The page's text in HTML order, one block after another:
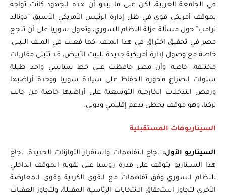
في الجامعة العربية، لكن على ما يبدو أن هذه الجهود كانت تواجه
بموقف أمريكي قوي في ظل إدارة الرئيس الأمريكي الأسبق “دونالد
ترامب” حول مسألة عزلة النظام السوري، وتعول سوريا على أن تنجح
مصر في تحقيق اختراق في هذا الملف، كما فعلت في الملف الليبي،
خاصة مع وصول إدارة أمريكية جديدة للبيت الأبيض، قد تتبنى مقاربات
مختلفة، خاصة وأن مصر حافظت على خط سياسي واحد طيلة
سنوات الصراع محوره الحفاظ على سيادة سوريا ووحدة أراضيها
ورفض التدخلات الخارجية التوسعية على أراضيها خاصة من جانب
تركيا، وهو موقف يحظى بدعم إقليمي ودولي.
السيناريوهات المستقبلية
السيناريو الأول:نجاح التفاهمات واستقرار التوازنات الجديدة. نجاح
هذا السيناريو يتوقف على قدرة روسيا على تقوية الموقف الداخلي
للنظام السوري وفق تفاهمات مع القوى الكردية وقوى المعارضة
الأخرى لتجاوز استحقاق الانتخابات الرئاسية المقبلة، ولتجاوز العقبات